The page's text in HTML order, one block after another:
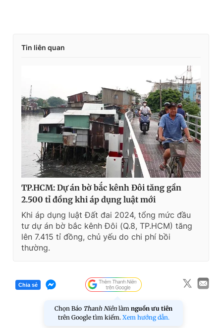
Tin liên quan
TP.HCM: Dự án bờ bắc kênh Đôi tăng gần
2.500 tỉ đồng khi áp dụng luật mới
Khi áp dụng luật Đất đai 2024, tổng mức đầu
tư dự án bờ bắc kênh Đôi (Q.8, TP.HCM) tăng
lên 7.415 tỉ đồng, chủ yếu do chi phí bồi
thường.
Chia sẻ
Chọn Báo Thanh Niên làm nguồn ưu tiên
trên Google tìm kiếm. Xem hướng dẫn.